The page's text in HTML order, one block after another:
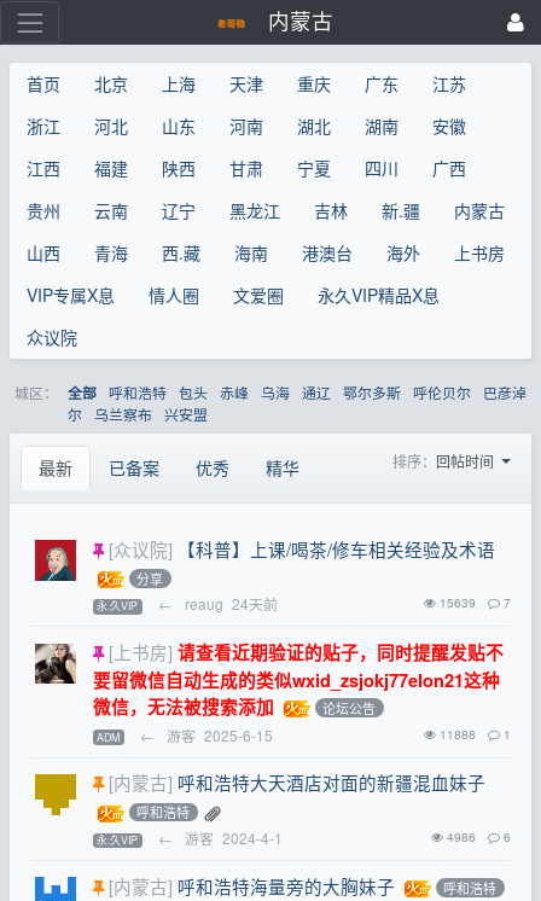
内蒙古
首页 北京 上海 天津 重庆 广东
江苏
浙江
河北 山东 河南 湖北 湖南
安徽
江西
福建 陕西 甘肃 宁夏 四川
广西
贵州
云南 辽宁 黑龙江 吉林 新.疆
内蒙古
山西
青海 西.藏 海南 港澳台 海外
上书房
VIP专属X息
情人圈 文爱圈
永久VIP精品X息
众议院
城区： 全部 呼和浩特 包头 赤峰 乌海 通辽 鄂尔多斯 呼伦贝尔
巴彦淖
尔
乌兰察布 兴安盟
最新 已备案 优秀 精华 排序： 回帖时间
[众议院] 【科普】上课/喝茶/修车相关经验及术语
分享
永.久VIP ← reaug 24天前 15639 7
[上书房] 请查看近期验证的贴子，同时提醒发贴不
要留微信自动生成的类似wxid_zsjokj77elon21这种
微信，无法被搜索添加
论坛公告
ADM ← 游客 2025-6-15 11888 1
[内蒙古] 呼和浩特大天酒店对面的新疆混血妹子
呼和浩特
永.久VIP ← 游客 2024-4-1 4986 6
[内蒙古] 呼和浩特海量旁的大胸妹子 呼和浩特